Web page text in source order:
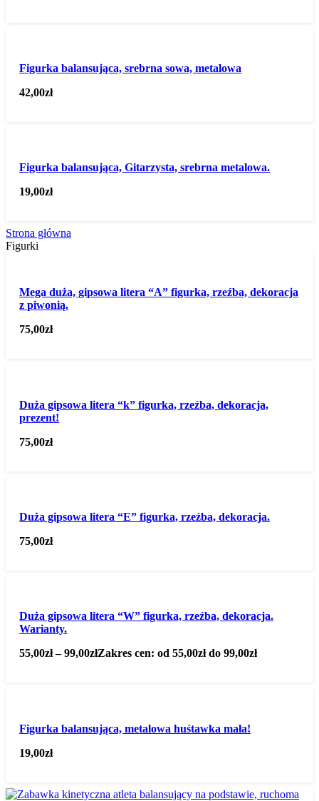
Figurka balansująca, srebrna sowa, metalowa
42,00zł
Figurka balansująca, Gitarzysta, srebrna metalowa.
19,00zł
Strona główna
Figurki
Mega duża, gipsowa litera “A” figurka, rzeźba, dekoracja
z piwonią.
75,00zł
Duża gipsowa litera “k” figurka, rzeźba, dekoracja,
prezent!
75,00zł
Duża gipsowa litera “E” figurka, rzeźba, dekoracja.
75,00zł
Duża gipsowa litera “W” figurka, rzeźba, dekoracja.
Warianty.
55,00zł – 99,00złZakres cen: od 55,00zł do 99,00zł
Figurka balansująca, metalowa huśtawka mała!
19,00zł